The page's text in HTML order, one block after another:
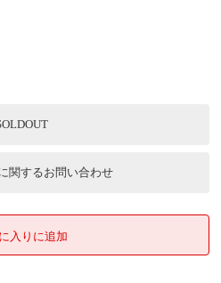
関するお問い合わせ